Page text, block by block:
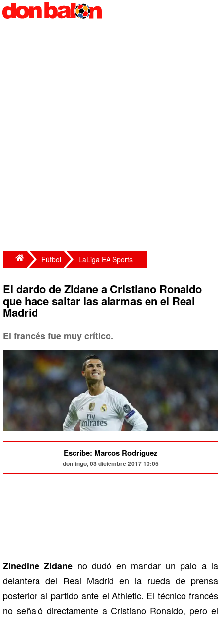
Fútbol LaLiga EA Sports
El dardo de Zidane a Cristiano Ronaldo
que hace saltar las alarmas en el Real
Madrid
El francés fue muy crítico.
Escribe: Marcos Rodríguez
domingo, 03 diciembre 2017 10:05
Zinedine Zidane no dudó en mandar un palo a la
delantera del Real Madrid en la rueda de prensa
posterior al partido ante el Athletic. El técnico francés
no señaló directamente a Cristiano Ronaldo, pero el